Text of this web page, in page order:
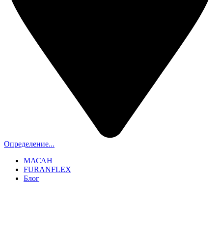
Определение...
МАСАН
FURANFLEX
Блог